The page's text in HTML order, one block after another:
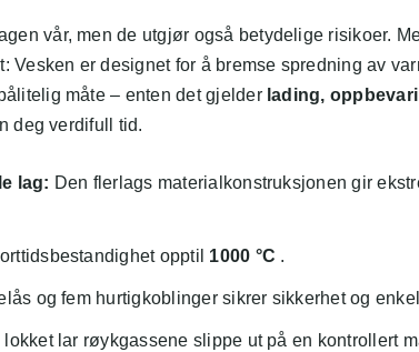
vår, men de utgjør også betydelige risikoer.
Vesken er designet for å bremse spredning av
måte – enten det gjelder lading,
deg verdifull tid.
lag: Den flerlags materialkonstruksjonen gir
opptil 1000 °C .
og fem hurtigkoblinger sikrer sikkerhet og
lar røykgassene slippe ut på en kontrollert